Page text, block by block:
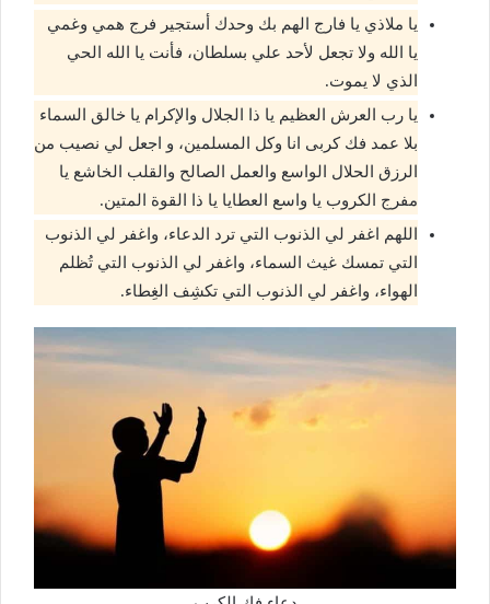
يا ملاذي يا فارج الهم بك وحدك أستجير فرج همي وغمي
يا الله ولا تجعل لأحد علي بسلطان، فأنت يا الله الحي
الذي لا يموت.
يا رب العرش العظيم يا ذا الجلال والإكرام يا خالق السماء
بلا عمد فك كربى انا وكل المسلمين، و اجعل لي نصيب من
الرزق الحلال الواسع والعمل الصالح والقلب الخاشع يا
مفرج الكروب يا واسع العطايا يا ذا القوة المتين.
اللهم اغفر لي الذنوب التي ترد الدعاء، واغفر لي الذنوب
التي تمسك غيث السماء، واغفر لي الذنوب التي تُظلم
الهواء، واغفر لي الذنوب التي تكشِف الغِطاء.